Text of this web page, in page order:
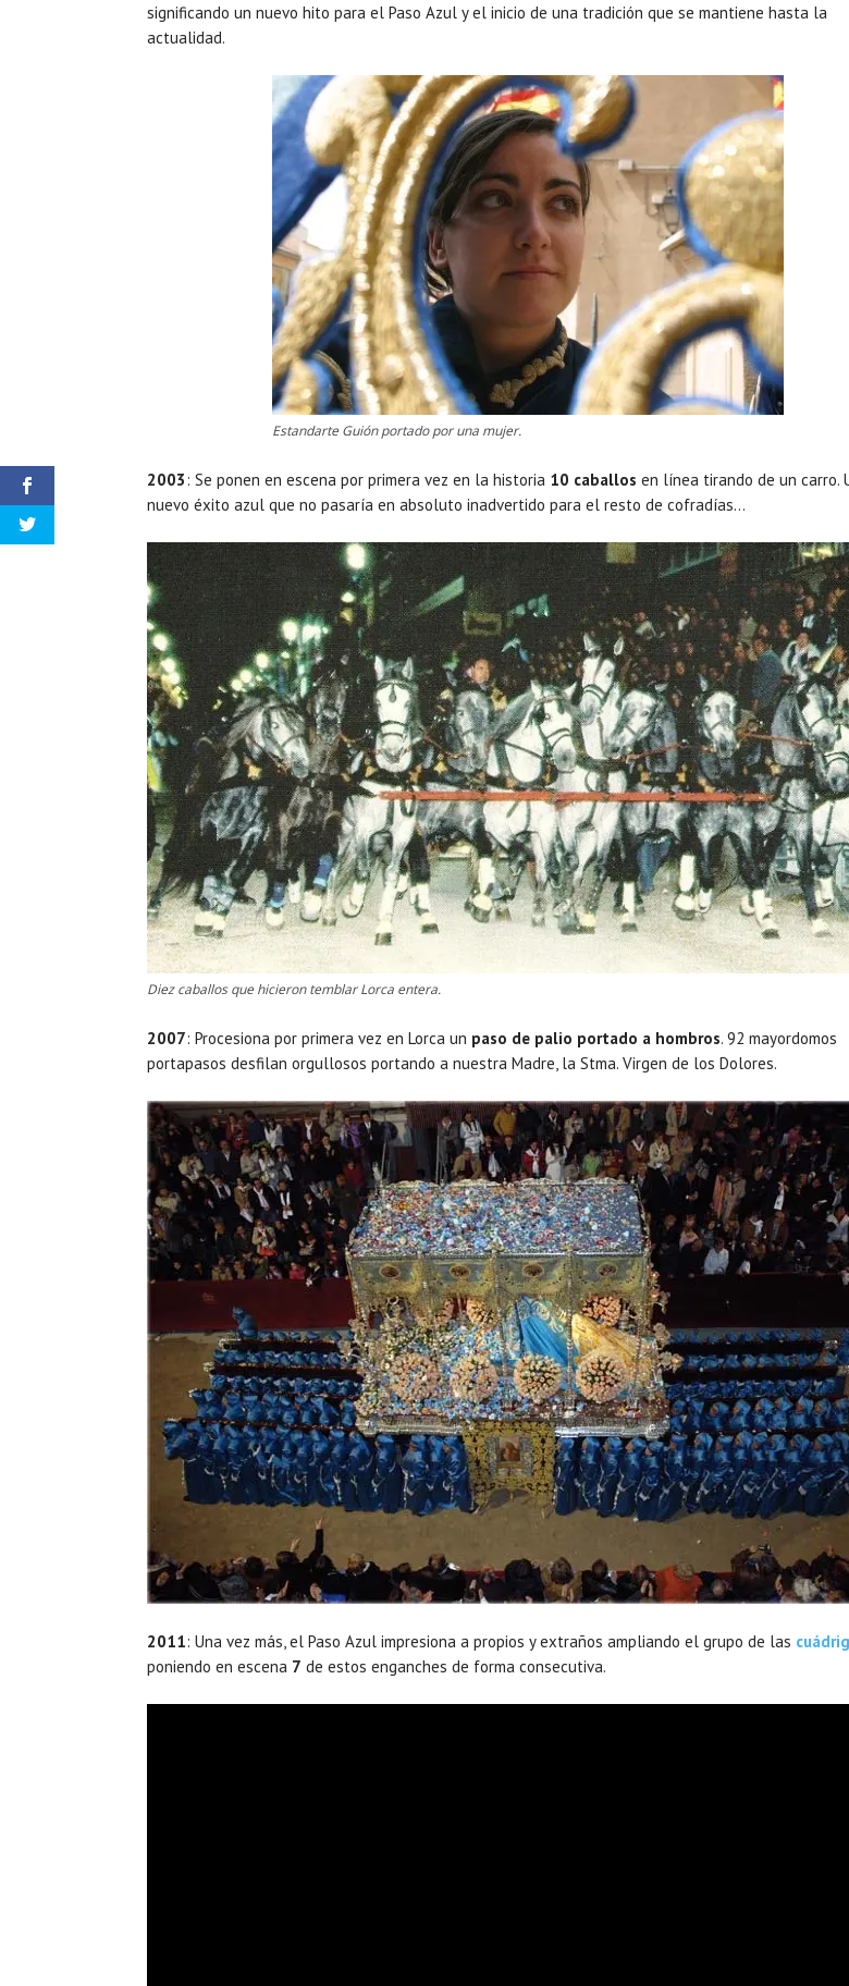
significando un nuevo hito para el Paso Azul y el inicio de una tradición que se mantiene hasta la
actualidad.
Estandarte Guión portado por una mujer.
2003: Se ponen en escena por primera vez en la historia 10 caballos en línea tirando de un carro.
nuevo éxito azul que no pasaría en absoluto inadvertido para el resto de cofradías…
Diez caballos que hicieron temblar Lorca entera.
2007: Procesiona por primera vez en Lorca un paso de palio portado a hombros. 92 mayordomos
portapasos desfilan orgullosos portando a nuestra Madre, la Stma. Virgen de los Dolores.
2011: Una vez más, el Paso Azul impresiona a propios y extraños ampliando el grupo de las
poniendo en escena 7 de estos enganches de forma consecutiva.